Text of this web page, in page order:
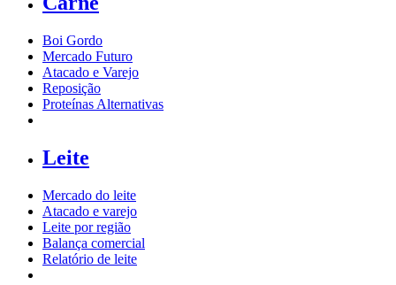
Boi Gordo
Mercado Futuro
Atacado e Varejo
Reposição
Proteínas Alternativas
Leite
Mercado do leite
Atacado e varejo
Leite por região
Balança comercial
Relatório de leite